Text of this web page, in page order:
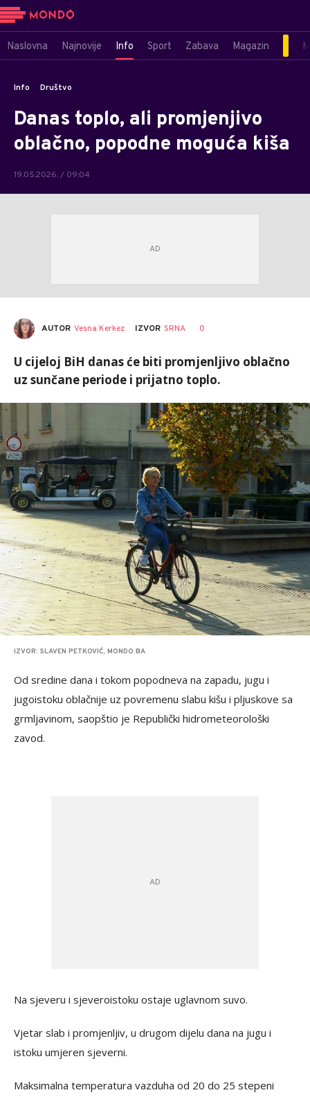
Naslovna Najnovije Info Sport Zabava Magazin
Info Društvo
Danas toplo, ali promjenjivo
oblačno, popodne moguća kiša
19.05.2026. / 09:04
AUTOR Vesna Kerkez IZVOR SRNA 0
U cijeloj BiH danas će biti promjenljivo oblačno
uz sunčane periode i prijatno toplo.
IZVOR: SLAVEN PETKOVIĆ, MONDO.BA
Od sredine dana i tokom popodneva na zapadu, jugu i
jugoistoku oblačnije uz povremenu slabu kišu i pljuskove sa
grmljavinom, saopštio je Republički hidrometeorološki
zavod.
Na sjeveru i sjeveroistoku ostaje uglavnom suvo.
Vjetar slab i promjenljiv, u drugom dijelu dana na jugu i
istoku umjeren sjeverni.
Maksimalna temperatura vazduha od 20 do 25 stepeni